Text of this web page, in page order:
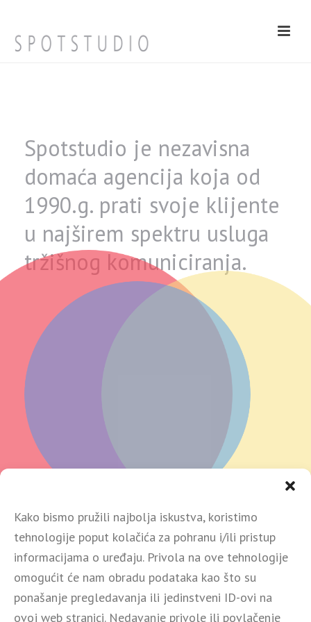
Kako bismo pružili najbolja iskustva, koristimo
tehnologije poput kolačića za pohranu i/ili pristup
informacijama o uređaju. Privola na ove tehnologije
omogućit će nam obradu podataka kao što su
ponašanje pregledavanja ili jedinstveni ID-ovi na
ovoj web stranici. Nedavanje privole ili povlačenje
Spotstudio je nezavisna
domaća agencija koja od
1990.g. prati svoje klijente
u najširem spektru usluga
tržišnog komuniciranja.
Društvo provodi projekt Digitalna transformacija društva
Spotstudio d.o.o. NPOO.C1.1.1.R6-I1.04-V2.0251, odobren u
okviru Poziva na dodjelu bespovratnih sredstava Transformacija i